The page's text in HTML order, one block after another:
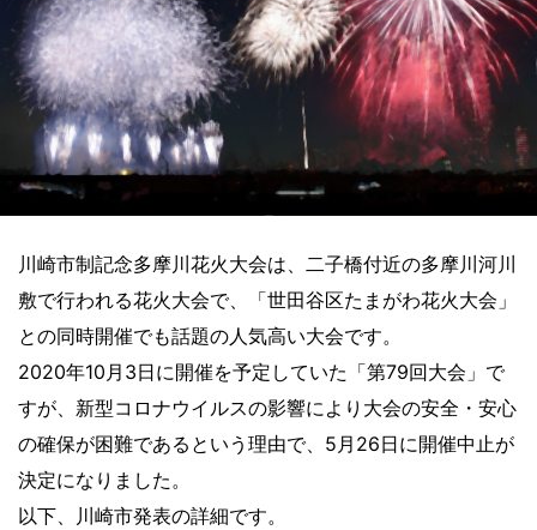
川崎市制記念多摩川花火大会は、二子橋付近の多摩川河川
敷で行われる花火大会で、「世田谷区たまがわ花火大会」
との同時開催でも話題の人気高い大会です。
2020年10月3日に開催を予定していた「第79回大会」で
すが、新型コロナウイルスの影響により大会の安全・安心
の確保が困難であるという理由で、5月26日に開催中止が
決定になりました。
以下、川崎市発表の詳細です。